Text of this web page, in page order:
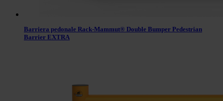
Barriera pedonale Rack-Mammut® Double Bumper Pedestrian
Barrier EXTRA